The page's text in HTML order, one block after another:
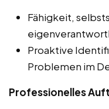
Fähigkeit,
Proaktive
Problemen im
Professionelles